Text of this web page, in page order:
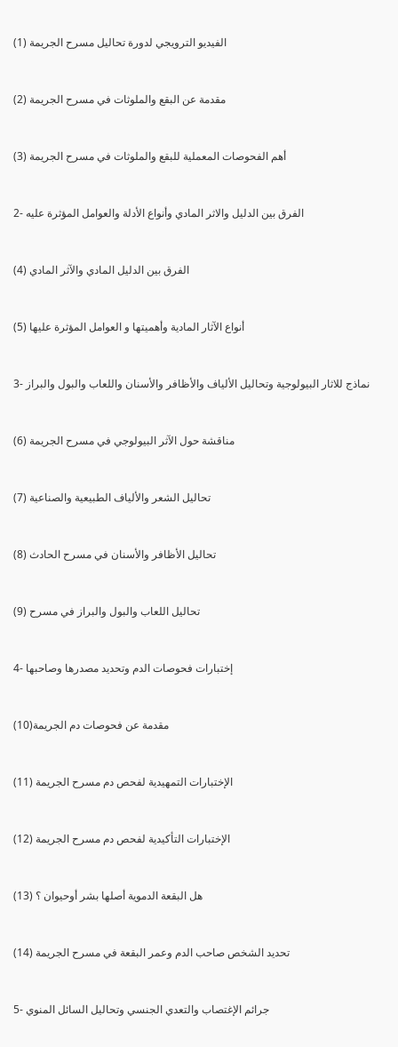
(1) الفيديو الترويجي لدورة تحاليل مسرح الجريمة
(2) مقدمة عن البقع والملوثات في مسرح الجريمة
(3) أهم الفحوصات المعملية للبقع والملوثات في مسرح الجريمة
2- الفرق بين الدليل والاثر المادي وأنواع الأدلة والعوامل المؤثرة عليه
(4) الفرق بين الدليل المادي والآثر المادي
(5) أنواع الآثار المادية وأهميتها و العوامل المؤثرة عليها
3- نماذج للاثار البيولوجية وتحاليل الألياف والأظافر والأسنان واللعاب والبول والبراز
(6) مناقشة حول الآثر البيولوجي في مسرح الجريمة
(7) تحاليل الشعر والألياف الطبيعية والصناعية
(8) تحاليل الأظافر والأسنان في مسرح الحادث
(9) تحاليل اللعاب والبول والبراز في مسرح
4- إختبارات فحوصات الدم وتحديد مصدرها وصاحبها
(10)مقدمة عن فحوصات دم الجريمة
(11) الإختبارات التمهيدية لفحص دم مسرح الجريمة
(12) الإختبارات التأكيدية لفحص دم مسرح الجريمة
(13) هل البقعة الدموية أصلها بشر أوحيوان ؟
(14) تحديد الشخص صاحب الدم وعمر البقعة في مسرح الجريمة
5- جرائم الإغتصاب والتعدي الجنسي وتحاليل السائل المنوي